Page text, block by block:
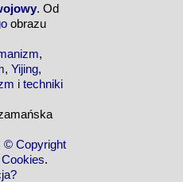
. Od
obrazu
,
, Yijing,
i techniki
© Copyright
Cookies.